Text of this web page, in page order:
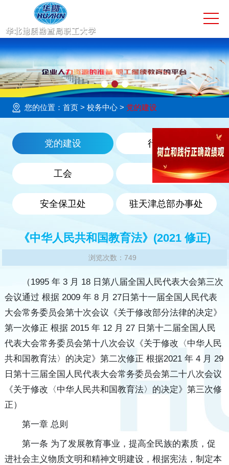
大学教育
技工教育
培训评价
教育基地
您的位置：首页 > 校务中心 > 党的建设
党的建设 行政管理
工会 团委
安全保卫处 驻天津总部办事处
《中华人民共和国教育法》(2021 修正)
浏览次数：749
（1995 年 3 月 18 日第八届全国人民代表大会第三次
会议通过 根据 2009 年 8 月 27日第十一届全国人民代表
大会常务委员会第十次会议《关于修改部分法律的决定》
第一次修正 根据 2015 年 12 月 27 日第十二届全国人民
代表大会常务委员会第十八次会议《关于修改〈中华人民
共和国教育法〉的决定》第二次修正 根据2021 年 4 月 29
日第十三届全国人民代表大会常务委员会第二十八次会议
《关于修改〈中华人民共和国教育法〉的决定》第三次修
正）
第一章 总则
第一条 为了发展教育事业，提高全民族的素质，促
进社会主义物质文明和精神文明建设，根据宪法，制定本